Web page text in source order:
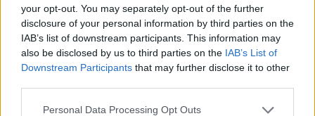
your opt-out. You may separately opt-out of the further
disclosure of your personal information by third parties on the
IAB’s list of downstream participants. This information may
also be disclosed by us to third parties on the IAB’s List of
Downstream Participants that may further disclose it to other
Please note that this website/app uses one or more Google
Personal Data Processing Opt Outs
Külföld
2023. augusztus 25. 14:50
Elgázolt a vonat egy rendőrt, amikor segíteni akart